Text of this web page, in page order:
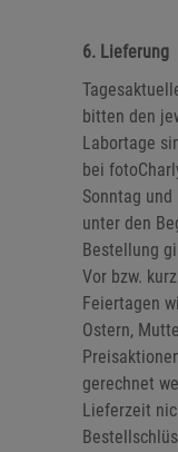
6. Lieferung
bitten den
Labortage
bei
Sonntag
unter den
Bestellung
Vor bzw.
Feiertagen
Ostern,
gerechnet
Lieferzeit